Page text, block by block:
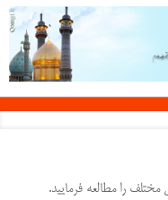
را مطالعه فرمایید.